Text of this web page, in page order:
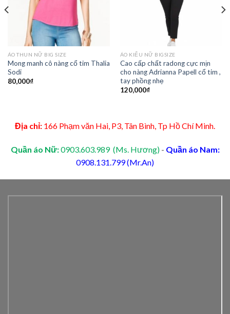
ÁO THUN NỮ BIG SIZE
Mong manh cô nàng cổ tim Thalia
Sodi
80,000₫
ÁO KIỂU NỮ BIGSIZE
Cao cấp chất radong cực mịn
cho nàng Adrianna Papell cổ tim ,
tay phồng nhẹ
120,000₫
Địa chỉ: 166 Phạm văn Hai, P3, Tân Bình, Tp Hồ Chí Minh.
Quần áo Nữ:0903.603.989 (Ms. Hương) - Quần áo Nam:
0908.131.799 (Mr.An)